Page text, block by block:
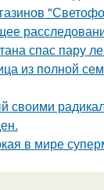
спас пару
из полной
своими
в мире